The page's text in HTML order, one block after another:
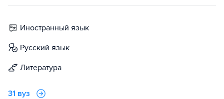
иностранный язык
русский язык
литература
31 вуз